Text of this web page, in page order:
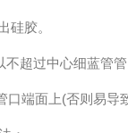
出硅胶。
以不超过中心细
口端面上(否则易